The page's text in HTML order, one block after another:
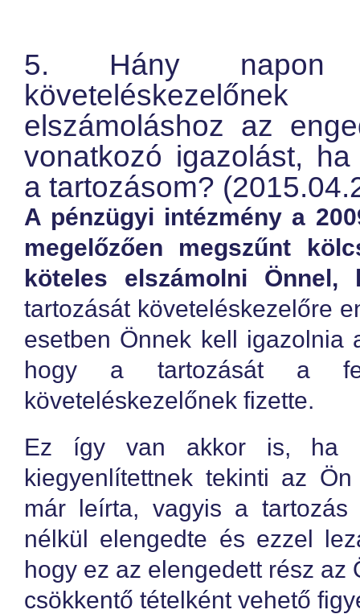
5. Hány
elszámoláshoz az
vonatkozó igazolást,
a tartozásom?
A pénzügyi intézmény a
megelőzően megszűnt
köteles elszámolni Önnel,
tartozását követeléskezelőre
esetben Önnek kell igazolnia
hogy a tartozását a
követeléskezelőnek fizette.
Ez így van akkor is, ha
kiegyenlítettnek tekinti az
már leírta, vagyis a tartozás
nélkül elengedte és ezzel
hogy ez az elengedett rész az
csökkentő tételként vehető